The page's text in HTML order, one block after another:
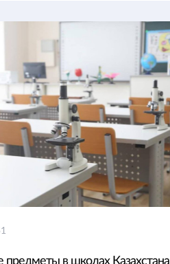
предметы в школах Казахстана